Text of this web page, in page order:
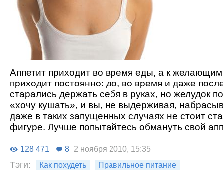
Аппетит приходит во время еды, а к желающим
приходит постоянно: до, во время и даже
старались держать себя в руках, но желудок
«хочу кушать», и вы, не выдерживая,
даже в таких запущенных случаях не стоит
фигуре. Лучше попытайтесь обмануть свой
128 471 8 2 ноября 2010, 15:35
Тэги: Как похудеть Правильное питание